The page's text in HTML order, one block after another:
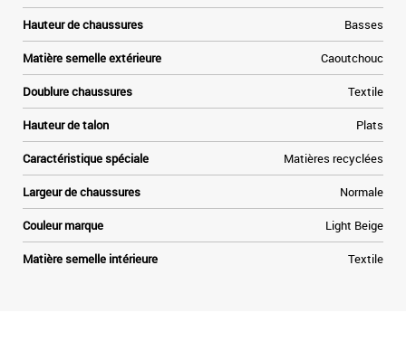
Hauteur de chaussures Basses
Matière semelle extérieure Caoutchouc
Doublure chaussures Textile
Hauteur de talon Plats
Caractéristique spéciale Matières recyclées
Largeur de chaussures Normale
Couleur marque Light Beige
Matière semelle intérieure Textile